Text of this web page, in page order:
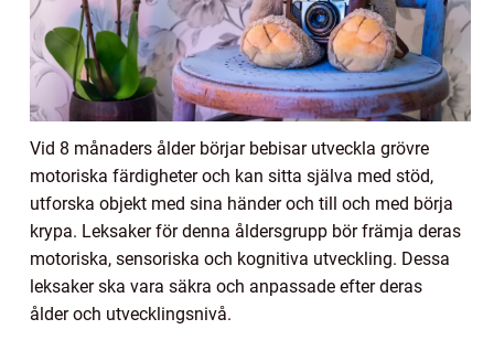
Vid 8 månaders ålder börjar bebisar utveckla grövre
motoriska färdigheter och kan sitta själva med stöd,
utforska objekt med sina händer och till och med börja
krypa. Leksaker för denna åldersgrupp bör främja deras
motoriska, sensoriska och kognitiva utveckling. Dessa
leksaker ska vara säkra och anpassade efter deras
ålder och utvecklingsnivå.